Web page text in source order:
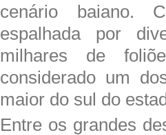
cenário baiano.
espalhada por
milhares de
considerado um
maior do sul do
Entre os grandes